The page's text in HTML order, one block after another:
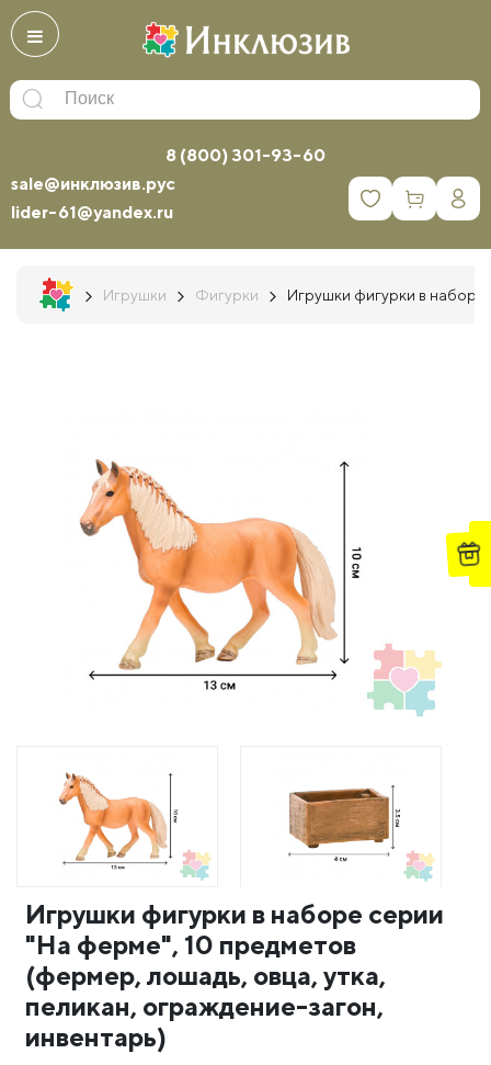
8 (800) 301-93-60
sale@инклюзив.рус
lider-61@yandex.ru
0
Игрушки Фигурки Игрушки фигурки в наборе
Игрушки фигурки в наборе серии
"На ферме", 10 предметов
(фермер, лошадь, овца, утка,
пеликан, ограждение-загон,
инвентарь)